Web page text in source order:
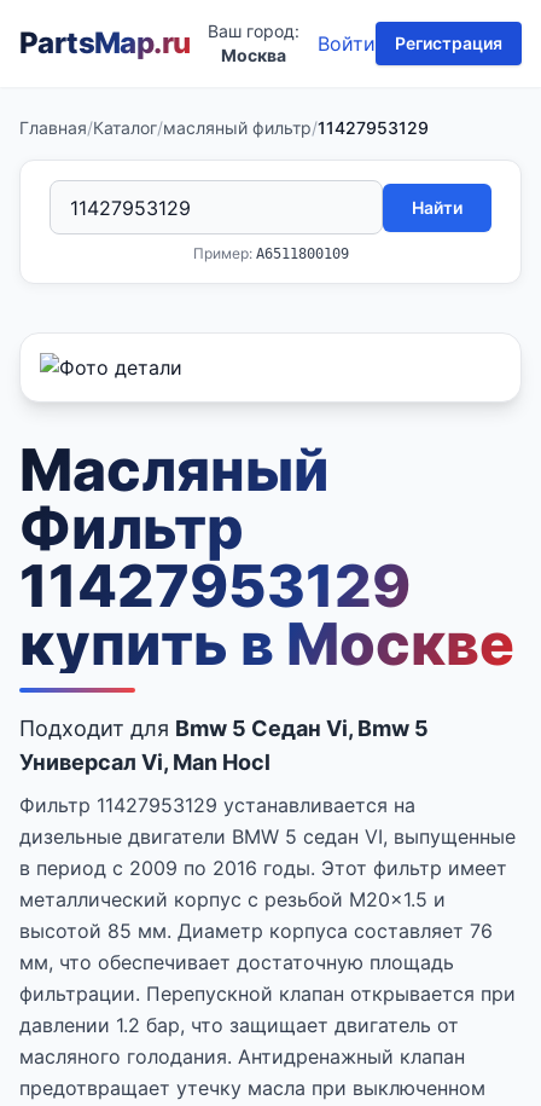
PartsMap.ru
Ваш город:
Москва
Войти Регистрация
Главная/Каталог/масляный фильтр/11427953129
Найти
Пример: A6511800109
Масляный
Фильтр
11427953129
купить в Москве
Подходит для Bmw 5 Седан Vi, Bmw 5
Универсал Vi, Man Hocl
Фильтр 11427953129 устанавливается на
дизельные двигатели BMW 5 седан VI, выпущенные
в период с 2009 по 2016 годы. Этот фильтр имеет
металлический корпус с резьбой M20x1.5 и
высотой 85 мм. Диаметр корпуса составляет 76
мм, что обеспечивает достаточную площадь
фильтрации. Перепускной клапан открывается при
давлении 1.2 бар, что защищает двигатель от
масляного голодания. Антидренажный клапан
предотвращает утечку масла при выключенном